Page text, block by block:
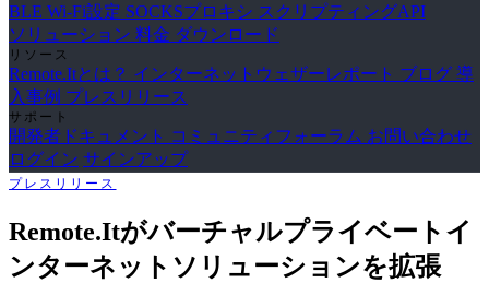
BLE Wi-Fi設定 SOCKSプロキシ スクリプティングAPI
ソリューション 料金 ダウンロード
リソース
Remote.Itとは？ インターネットウェザーレポート ブログ 導
入事例 プレスリリース
サポート
開発者ドキュメント コミュニティフォーラム お問い合わせ
ログイン サインアップ
プレスリリース
Remote.Itがバーチャルプライベートイ
ンターネットソリューションを拡張